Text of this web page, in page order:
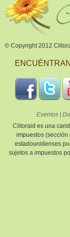
© Copyright 2012
Eventos
Clitoraid es una
impuestos
estadounidenses
sujetos a impuestos